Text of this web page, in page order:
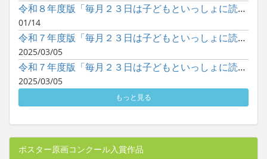
令和８年度版「毎月２３日は子どもといっしょに読書の日」ポスタ...
01/14
令和７年度版「毎月２３日は子どもといっしょに読書の日」ポスタ...
2025/03/05
令和７年度版「毎月２３日は子どもといっしょに読書の日」ポスタ...
2025/03/05
もっと見る
ポスター原画コンクール入賞作品